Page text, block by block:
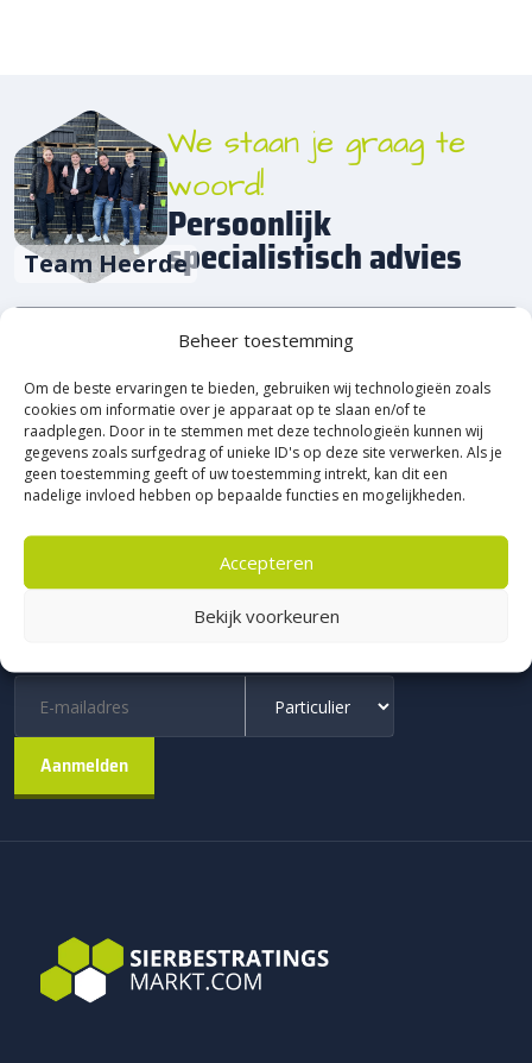
Beheer toestemming
Om de beste ervaringen te bieden, gebruiken wij technologieën zoals
cookies om informatie over je apparaat op te slaan en/of te
raadplegen. Door in te stemmen met deze technologieën kunnen wij
gegevens zoals surfgedrag of unieke ID's op deze site verwerken. Als je
geen toestemming geeft of uw toestemming intrekt, kan dit een
nadelige invloed hebben op bepaalde functies en mogelijkheden.
Accepteren
Bekijk voorkeuren
Team Heerde
We staan je graag te
woord!
Persoonlijk
specialistisch advies
0578-691910
ff met ons appen? Kan ook!
Schrijf je in voor onze nieuwsbrief en maak
automatisch kans
Word VIP en ontdek als eerste de nieuwste inspiratie, slimme
onderhoudstips en exclusieve acties